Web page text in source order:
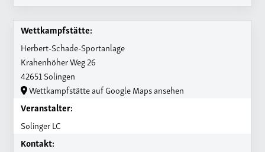
Wettkampfstätte:
Herbert-Schade-Sportanlage
Krahenhöher Weg 26
42651 Solingen
Wettkampfstätte auf Google Maps ansehen
Veranstalter:
Solinger LC
Kontakt: